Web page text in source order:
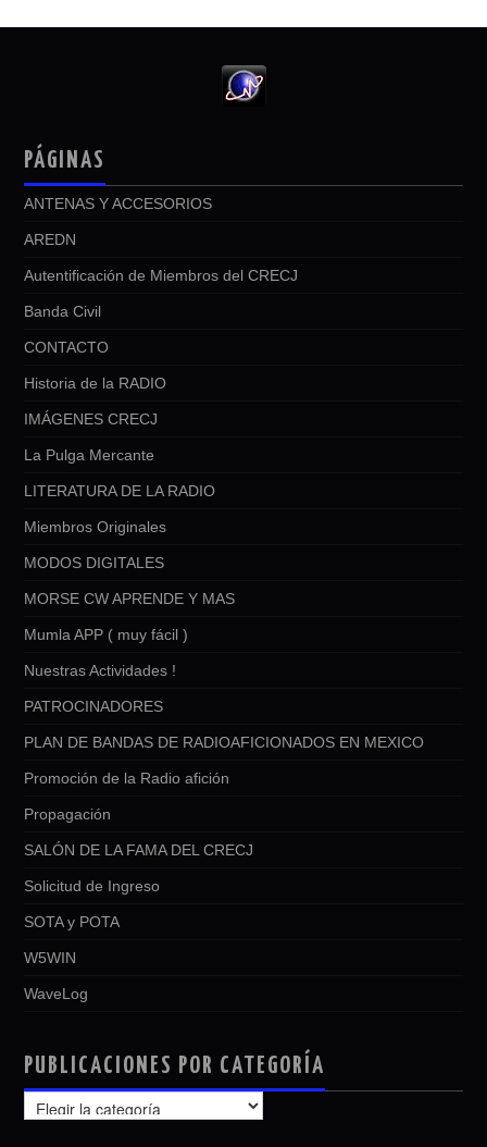
PÁGINAS
ANTENAS Y ACCESORIOS
AREDN
Autentificación de Miembros del CRECJ
Banda Civil
CONTACTO
Historia de la RADIO
IMÁGENES CRECJ
La Pulga Mercante
LITERATURA DE LA RADIO
Miembros Originales
MODOS DIGITALES
MORSE CW APRENDE Y MAS
Mumla APP ( muy fácil )
Nuestras Actividades !
PATROCINADORES
PLAN DE BANDAS DE RADIOAFICIONADOS EN MEXICO
Promoción de la Radio afición
Propagación
SALÓN DE LA FAMA DEL CRECJ
Solicitud de Ingreso
SOTA y POTA
W5WIN
WaveLog
PUBLICACIONES POR CATEGORÍA
PUBLICACIONES
POR